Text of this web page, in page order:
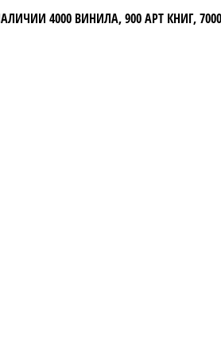
4000 ВИНИЛА, 900 АРТ КНИГ,